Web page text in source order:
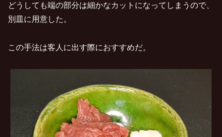
どうしても端の部分は細かなカットになってしまうので、
別皿に用意した。
この手法は客人に出す際におすすめだ。